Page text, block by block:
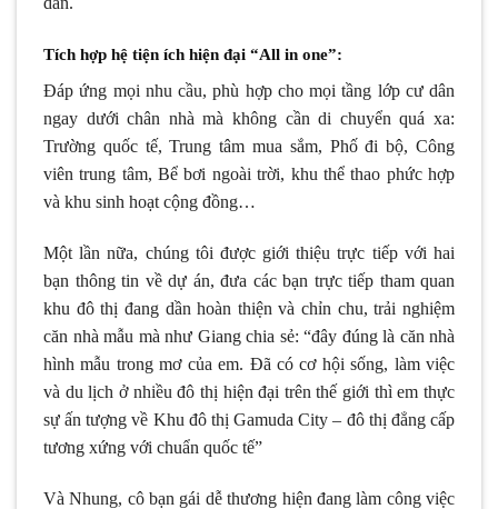
Tích hợp hệ tiện ích hiện đại “All in one”:
Đáp ứng mọi nhu cầu, phù hợp cho mọi tầng lớp cư dân
ngay dưới chân nhà mà không cần di chuyển quá xa:
Trường quốc tế, Trung tâm mua sắm, Phố đi bộ, Công
viên trung tâm, Bể bơi ngoài trời, khu thể thao phức hợp
và khu sinh hoạt cộng đồng…
Một lần nữa, chúng tôi được giới thiệu trực tiếp với hai
bạn thông tin về dự án, đưa các bạn trực tiếp tham quan
khu đô thị đang dần hoàn thiện và chỉn chu, trải nghiệm
căn nhà mẫu mà như Giang chia sẻ: “đây đúng là căn nhà
hình mẫu trong mơ của em. Đã có cơ hội sống, làm việc
và du lịch ở nhiều đô thị hiện đại trên thế giới thì em thực
sự ấn tượng về Khu đô thị Gamuda City – đô thị đẳng cấp
tương xứng với chuẩn quốc tế”
Và Nhung, cô bạn gái dễ thương hiện đang làm công việc